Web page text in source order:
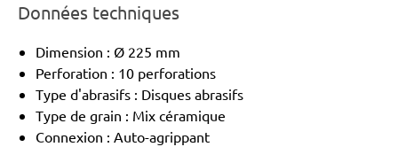
Données techniques
Dimension : Ø 225 mm
Perforation : 10 perforations
Type d'abrasifs : Disques abrasifs
Type de grain : Mix céramique
Connexion : Auto-agrippant